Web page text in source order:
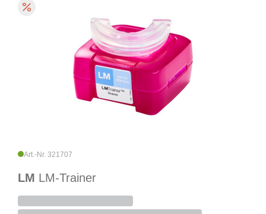
Art.-Nr. 321707
LM LM-Trainer